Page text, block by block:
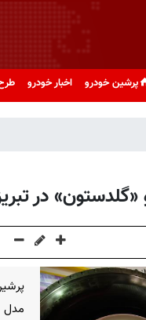
پرشین خودرو اخبار خودرو
مدل